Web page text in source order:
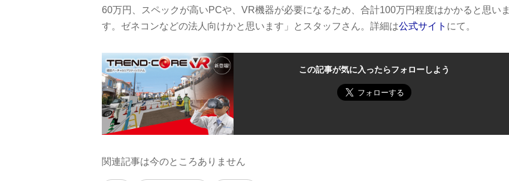
60万円、スペックが高いPCや、VR機器が必要になるため、合計100万円程度はかかると思いま
す。ゼネコンなどの法人向けかと思います」とスタッフさん。詳細は公式サイト にて。
この記事が気に入ったらフォローしよう
関連記事は今のところありません